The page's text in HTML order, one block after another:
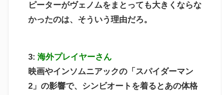
ピーターがヴェノムをまとっても大きくならな
かったのは、そういう理由だろ。
3: 海外プレイヤーさん
映画やインソムニアックの「スパイダーマン
2」の影響で、シンビオートを着るとあの体格